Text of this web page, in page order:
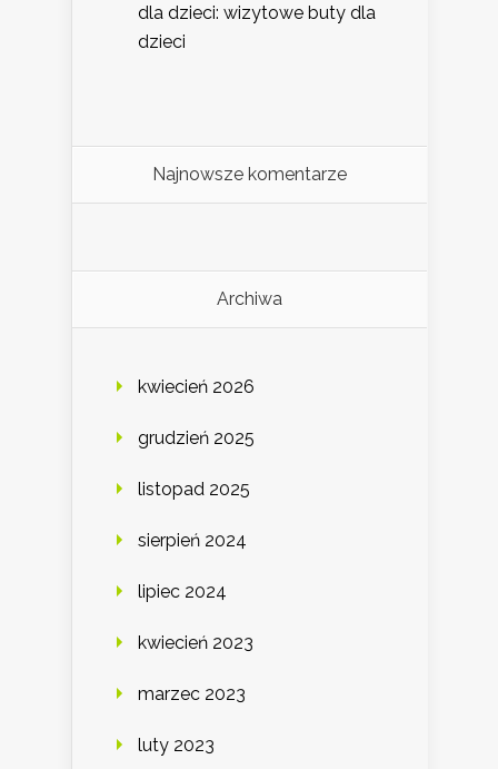
dla dzieci: wizytowe buty dla
dzieci
Najnowsze komentarze
Archiwa
kwiecień 2026
grudzień 2025
listopad 2025
sierpień 2024
lipiec 2024
kwiecień 2023
marzec 2023
luty 2023